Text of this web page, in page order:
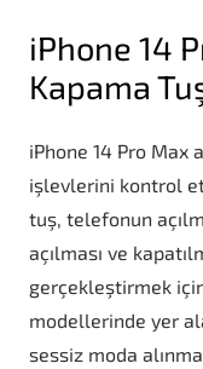
iPhone 14
Kapama
iPhone 14 Pro
işlevlerini kontrol
tuş, telefonun
açılması ve
gerçekleştirmek için
modellerinde yer
sessiz moda